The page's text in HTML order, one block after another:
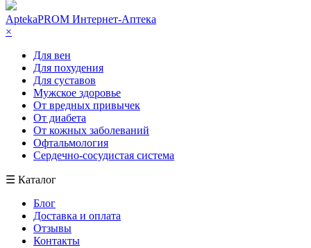
AptekaPROM Интернет-Аптека
×
Для вен
Для похудения
Для суставов
Мужское здоровье
От вредных привычек
От диабета
От кожных заболеваний
Офтальмология
Сердечно-сосудистая система
☰ Каталог
Блог
Доставка и оплата
Отзывы
Контакты